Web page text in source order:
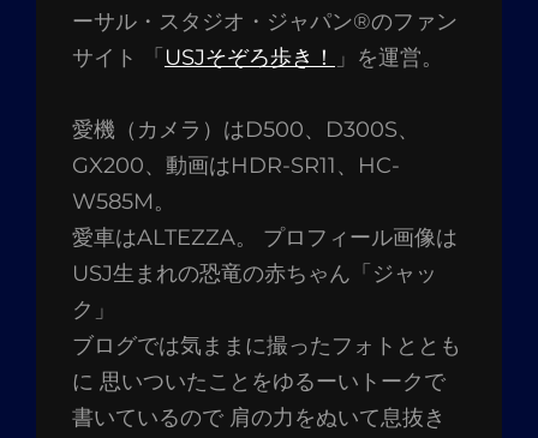
ーサル・スタジオ・ジャパン®のファン
サイト 「 USJそぞろ歩き！ 」を運営。
愛機（カメラ）はD500、D300S、
GX200、動画はHDR-SR11、HC-
W585M。
愛車はALTEZZA。 プロフィール画像は
USJ生まれの恐竜の赤ちゃん「ジャッ
ク」
ブログでは気ままに撮ったフォトととも
に 思いついたことをゆるーいトークで
書いているので 肩の力をぬいて息抜き